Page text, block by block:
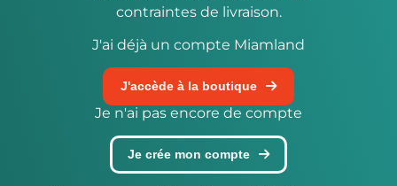
contraintes de livraison.
J'ai déjà un compte Miamland
J'accède à la boutique
Je n'ai pas encore de compte
Je crée mon compte